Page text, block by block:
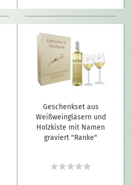
Geschenkset aus
Weißweingläsern und
Holzkiste mit Namen
graviert "Ranke"